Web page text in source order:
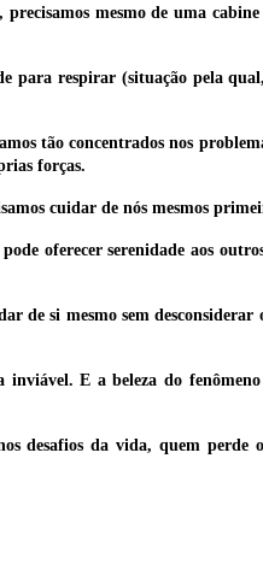
mesmo de uma
para respirar (situação pela
tão concentrados nos
forças.
cuidar de nós mesmos
oferecer serenidade aos
de si mesmo sem
E a beleza do fenômeno
desafios da vida, quem